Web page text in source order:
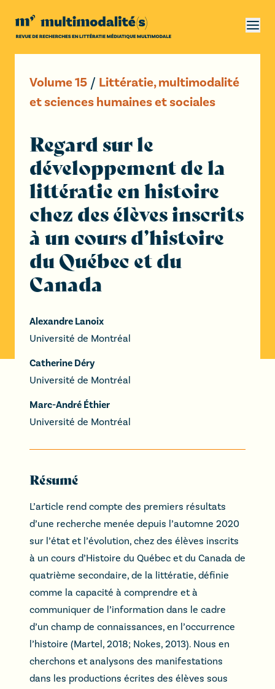
Volume15 / Littératie, multimodalité
et sciences humaines et sociales
Regard sur le
développement de la
littératie en histoire
chez des élèves inscrits
à un cours d’histoire
du Québec et du
Canada
Alexandre Lanoix
Université de Montréal
Catherine Déry
Université de Montréal
Marc-André Éthier
Université de Montréal
Résumé
L’article rend compte des premiers résultats
d’une recherche menée depuis l’automne 2020
sur l’état et l’évolution, chez des élèves inscrits
à un cours d’Histoire du Québec et du Canada de
quatrième secondaire, de la littératie, définie
comme la capacité à comprendre et à
communiquer de l’information dans le cadre
d’un champ de connaissances, en l’occurrence
l’histoire (Martel, 2018; Nokes, 2013). Nous en
cherchons et analysons des manifestations
dans les productions écrites des élèves sous